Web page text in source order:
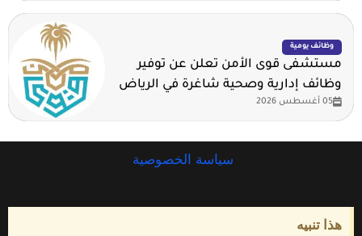
وظائف يومية
مستشفى قوى الأمن تعلن عن توفير
وظائف إدارية وصحية شاغرة في الرياض
05 أغسطس 2026
سياسة الخصوصية
هذا تنبيه